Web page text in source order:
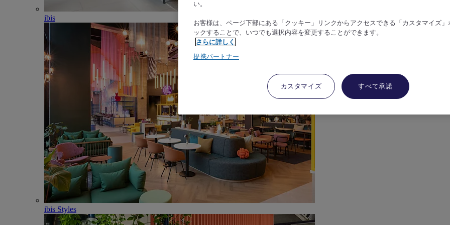
ibis
ibis Styles
い。
お客様は、ページ下部にある「クッキー」リンクからアクセスできる「カスタマイズ」
ックすることで、いつでも選択内容を変更することができます。
さらに詳しく
提携パートナー
カスタマイズ すべて承諾